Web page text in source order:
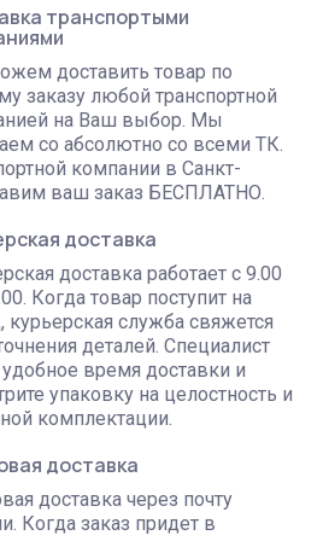
транспортыми
доставить товар по
заказу любой транспортной
на Ваш выбор. Мы
со абсолютно со всеми ТК.
компании в Санкт-
ваш заказ БЕСПЛАТНО.
доставка
доставка работает с 9.00
Когда товар поступит на
курьерская служба свяжется
деталей. Специалист
время доставки и
упаковку на целостность и
комплектации.
доставка
доставка через почту
Когда заказ придет в